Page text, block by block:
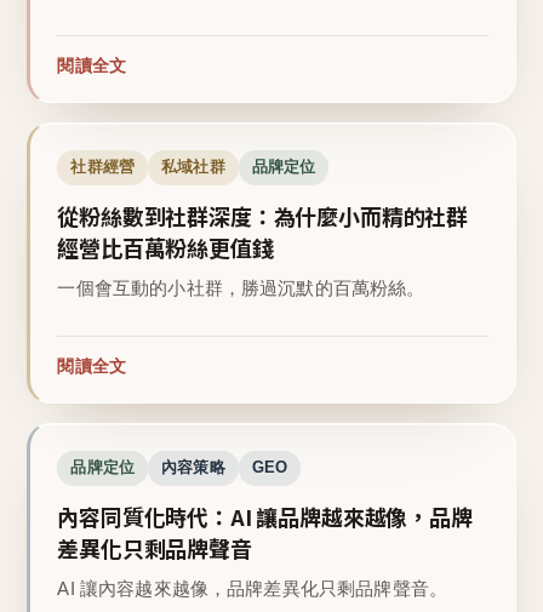
閱讀全文
社群經營 私域社群 品牌定位
從粉絲數到社群深度：為什麼小而精的社群
經營比百萬粉絲更值錢
一個會互動的小社群，勝過沉默的百萬粉絲。
閱讀全文
品牌定位 內容策略 GEO
內容同質化時代：AI 讓品牌越來越像，品牌
差異化只剩品牌聲音
AI 讓內容越來越像，品牌差異化只剩品牌聲音。